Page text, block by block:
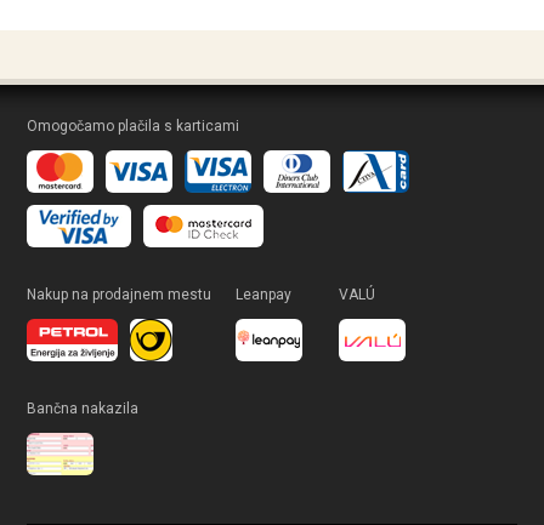
Omogočamo plačila s karticami
Nakup na prodajnem mestu Leanpay VALÚ
Bančna nakazila